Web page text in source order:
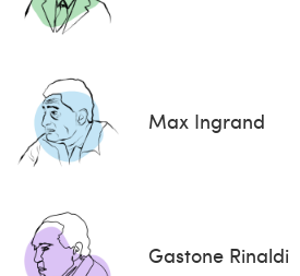
Max Ingrand
Gastone Rinaldi